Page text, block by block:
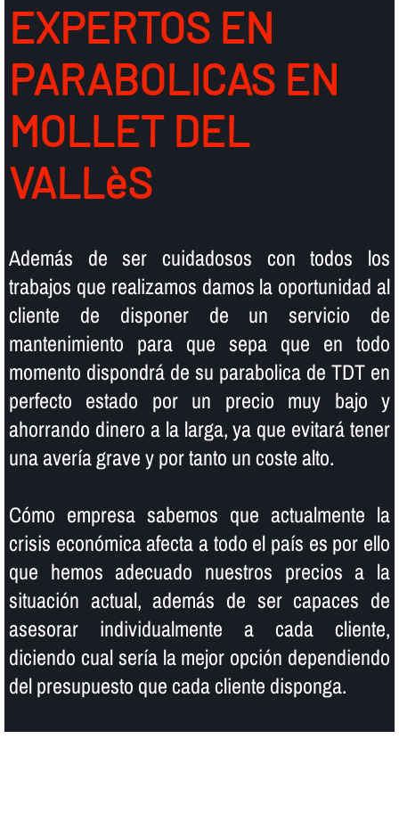
EXPERTOS EN
PARABOLICAS EN
MOLLET DEL
VALLèS
Además de ser cuidadosos con todos los
trabajos que realizamos damos la oportunidad al
cliente de disponer de un servicio de
mantenimiento para que sepa que en todo
momento dispondrá de su parabolica de TDT en
perfecto estado por un precio muy bajo y
ahorrando dinero a la larga, ya que evitará tener
una averí­a grave y por tanto un coste alto.
Cómo empresa sabemos que actualmente la
crisis económica afecta a todo el paí­s es por ello
que hemos adecuado nuestros precios a la
situación actual, además de ser capaces de
asesorar individualmente a cada cliente,
diciendo cual serí­a la mejor opción dependiendo
del presupuesto que cada cliente disponga.